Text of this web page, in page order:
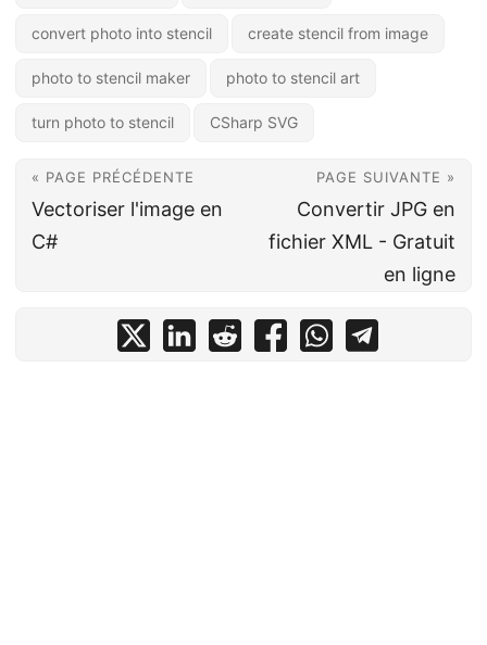
convert photo into stencil create stencil from image
photo to stencil maker photo to stencil art
turn photo to stencil CSharp SVG
« PAGE PRÉCÉDENTE
Vectoriser l'image en
C#
PAGE SUIVANTE »
Convertir JPG en
fichier XML - Gratuit
en ligne